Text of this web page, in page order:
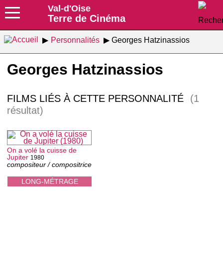
Val-d'Oise
Terre de Cinéma
Personnalités Georges Hatzinassios
Georges Hatzinassios
FILMS LIÉS À CETTE PERSONNALITÉ
(1
résultat)
LONG-MÉTRAGE
On a volé la cuisse de
Jupiter 1980
compositeur / compositrice